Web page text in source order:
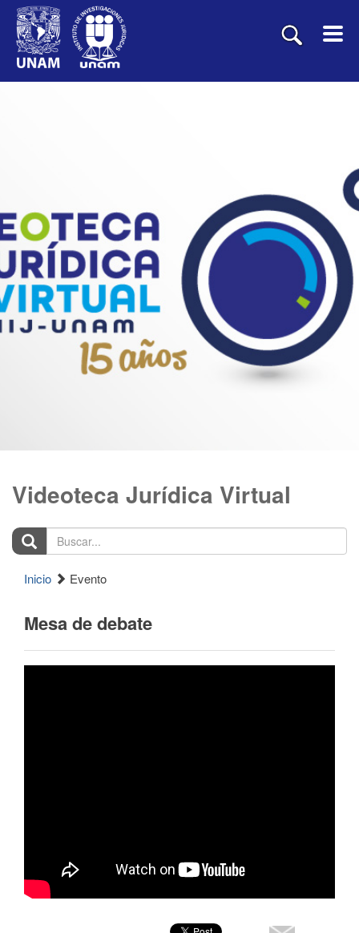
Videoteca Jurídica Virtual
Buscar...
Inicio Evento
Mesa de debate